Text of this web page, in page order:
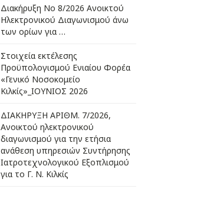
Διακήρυξη Νο 8/2026 Ανοικτού
Ηλεκτρονικού Διαγωνισμού άνω
των ορίων για …
Στοιχεία εκτέλεσης
Προϋπολογισμού Ενιαίου Φορέα
«Γενικό Νοσοκομείο
Κιλκίς»_ΙΟΥΝΙΟΣ 2026
ΔIΑΚΗΡΥΞΗ ΑΡIΘΜ. 7/2026,
Ανοικτού ηλεκτρονικού
διαγωνισμού για την ετήσια
ανάθεση υπηρεσιών Συντήρησης
Ιατροτεχνολογικού Εξοπλισμού
για το Γ. Ν. Κιλκίς